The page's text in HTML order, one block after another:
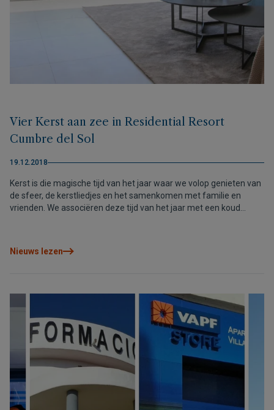
Vier Kerst aan zee in Residential Resort
Cumbre del Sol
19.12.2018
Kerst is die magische tijd van het jaar waar we volop genieten van
de sfeer, de kerstliedjes en het samenkomen met familie en
vrienden. We associëren deze tijd van het jaar met een koud
Stop met het inbeelden, want aan de Costa Blanca is dit mogelijk,
Nieuws lezen